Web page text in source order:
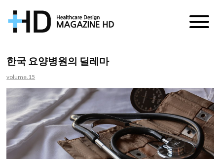
거
HD
한국 요양병원의 딜레마
volume.15